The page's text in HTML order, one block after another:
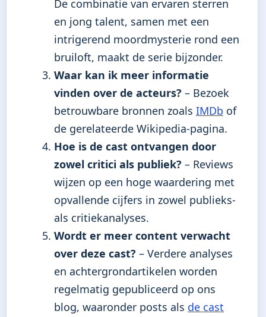
De combinatie van ervaren sterren
en jong talent, samen met een
intrigerend moordmysterie rond een
bruiloft, maakt de serie bijzonder.
Waar kan ik meer informatie
vinden over de acteurs? – Bezoek
betrouwbare bronnen zoals IMDb of
de gerelateerde Wikipedia-pagina.
Hoe is de cast ontvangen door
zowel critici als publiek? – Reviews
wijzen op een hoge waardering met
opvallende cijfers in zowel publieks-
als critiekanalyses.
Wordt er meer content verwacht
over deze cast? – Verdere analyses
en achtergrondartikelen worden
regelmatig gepubliceerd op ons
blog, waaronder posts als de cast